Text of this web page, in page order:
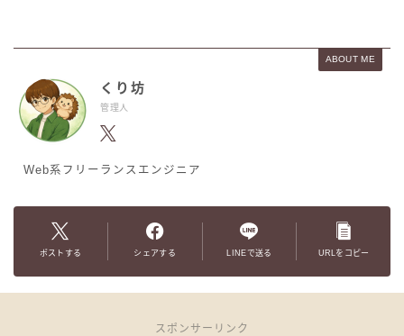
ABOUT ME
くり坊
管理人
Web系フリーランスエンジニア
ポストする シェアする LINEで送る URLをコピー
スポンサーリンク